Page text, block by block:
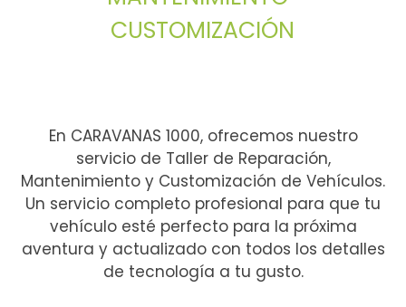
CUSTOMIZACIÓN
En CARAVANAS 1000, ofrecemos nuestro
servicio de Taller de Reparación,
Mantenimiento y Customización de Vehículos.
Un servicio completo profesional para que tu
vehículo esté perfecto para la próxima
aventura y actualizado con todos los detalles
de tecnología a tu gusto.